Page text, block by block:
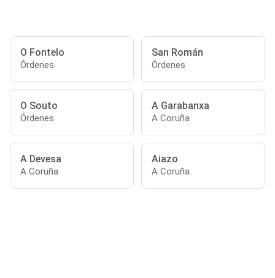
O Fontelo
Órdenes
San Román
Órdenes
O Souto
Órdenes
A Garabanxa
A Coruña
A Devesa
A Coruña
Aiazo
A Coruña